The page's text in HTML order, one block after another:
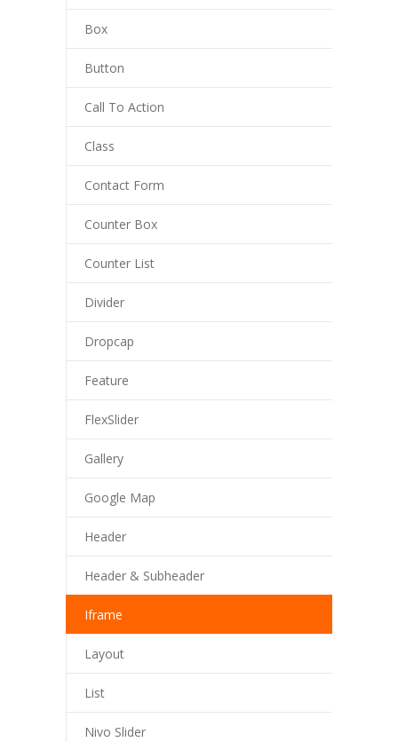
Box
Button
Call To Action
Class
Contact Form
Counter Box
Counter List
Divider
Dropcap
Feature
FlexSlider
Gallery
Google Map
Header
Header & Subheader
Iframe
Layout
List
Nivo Slider